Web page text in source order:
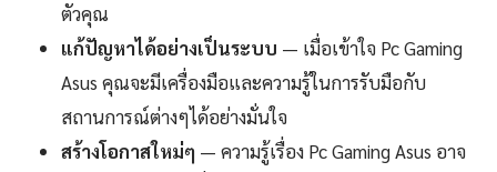
ตัวคุณ
แก้ปัญหาได้อย่างเป็นระบบ — เมื่อเข้าใจ Pc Gaming
Asus คุณจะมีเครื่องมือและความรู้ในการรับมือกับ
สถานการณ์ต่างๆได้อย่างมั่นใจ
สร้างโอกาสใหม่ๆ — ความรู้เรื่อง Pc Gaming Asus อาจ